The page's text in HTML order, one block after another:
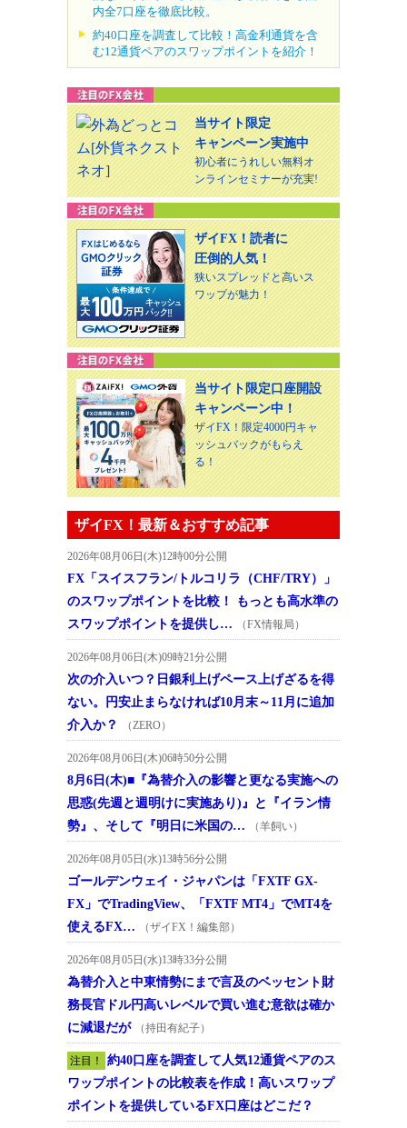
内全7口座を徹底比較。
約40口座を調査して比較！高金利通貨を含
む12通貨ペアのスワップポイントを紹介！
当サイト限定
キャンペーン実施中
初心者にうれしい無料オ
ンラインセミナーが充実!
ザイFX！読者に
圧倒的人気！
狭いスプレッドと高いス
ワップが魅力！
当サイト限定口座開設
キャンペーン中！
ザイFX！限定4000円キャ
ッシュバックがもらえ
る！
ザイFX！最新＆おすすめ記事
2026年08月06日(木)12時00分公開
FX「スイスフラン/トルコリラ（CHF/TRY）」
のスワップポイントを比較！ もっとも高水準の
スワップポイントを提供し…
（FX情報局）
2026年08月06日(木)09時21分公開
次の介入いつ？日銀利上げペース上げざるを得
ない。円安止まらなければ10月末～11月に追加
介入か？
（ZERO）
2026年08月06日(木)06時50分公開
8月6日(木)■『為替介入の影響と更なる実施への
思惑(先週と週明けに実施あり)』と『イラン情
勢』、そして『明日に米国の…
（羊飼い）
2026年08月05日(水)13時56分公開
ゴールデンウェイ・ジャパンは「FXTF GX-
FX」でTradingView、「FXTF MT4」でMT4を
使えるFX…
（ザイFX！編集部）
2026年08月05日(水)13時33分公開
為替介入と中東情勢にまで言及のベッセント財
務長官ドル円高いレベルで買い進む意欲は確か
に減退だが
（持田有紀子）
注目！
約40口座を調査して人気12通貨ペアのス
ワップポイントの比較表を作成！高いスワップ
ポイントを提供しているFX口座はどこだ？